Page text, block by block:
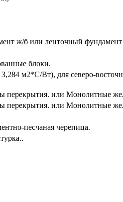
ж/б или ленточный
блоки.
м2*С/Вт), для северо-
перекрытия. или Монолитные
перекрытия. или Монолитные
песчаная черепица.